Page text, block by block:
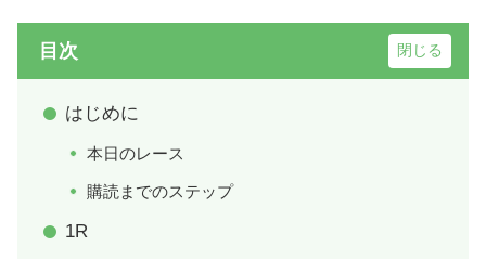
目次
はじめに
本日のレース
購読までのステップ
1R